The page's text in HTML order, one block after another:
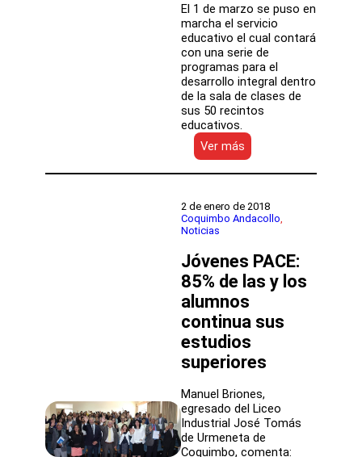
El 1 de marzo se puso en
marcha el servicio
educativo el cual contará
con una serie de
programas para el
desarrollo integral dentro
de la sala de clases de
sus 50 recintos
educativos.
Ver más
Servicio
Local
Cordillera
inaugura
escolar
2018
y
anuncia
programas
mejorar
la
en
sus
establecimientos
2 de enero de 2018
Coquimbo Andacollo
Noticias
Jóvenes PACE:
85% de las y los
alumnos
continua sus
estudios
superiores
Manuel Briones,
egresado del Liceo
Industrial José Tomás
de Urmeneta de
Coquimbo, comenta: